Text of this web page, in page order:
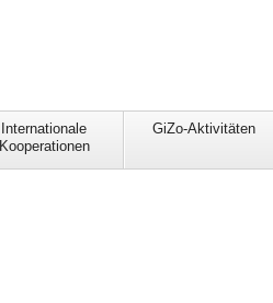
Internationale
Kooperationen
GiZo-Aktivitäten